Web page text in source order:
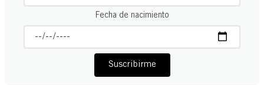
Fecha de nacimiento
Suscribirme